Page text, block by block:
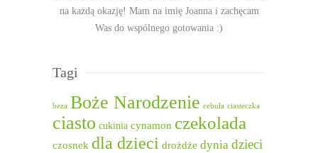
na każdą okazję! Mam na imię Joanna i zachęcam
Was do wspólnego gotowania :)
Tagi
beza Boże Narodzenie cebula ciasteczka
ciasto cukinia cynamon czekolada
czosnek dla dzieci drożdże dynia dzieci